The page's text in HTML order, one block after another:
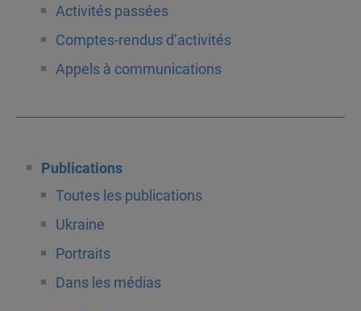
Activités passées
Comptes-rendus d’activités
Appels à communications
Publications
Toutes les publications
Ukraine
Portraits
Dans les médias